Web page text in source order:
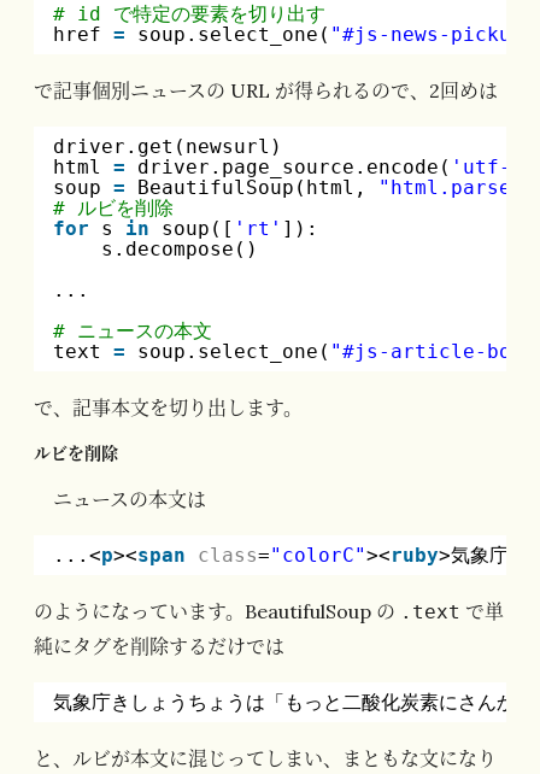
# id で特定の要素を切り出す
href = soup.select_one( "#js-news-pickup
で記事個別ニュースの URL が得られるので、2回めは
driver.get(newsurl)
html = driver.page_source.encode( 'utf-8'
soup = BeautifulSoup(html, "html.parser"
# ルビを削除
for
s in soup([ 'rt' ]):
s.decompose()
...
# ニュースの本文
text = soup.select_one( "#js-article-
で、記事本文を切り出します。
ルビを削除
ニュースの本文は
...<p><span class="colorC"><ruby>気象庁<
のようになっています。BeautifulSoup の .text で単
純にタグを削除するだけでは
気象庁きしょうちょうは「もっと二酸化炭素にさんか
と、ルビが本文に混じってしまい、まともな文になり